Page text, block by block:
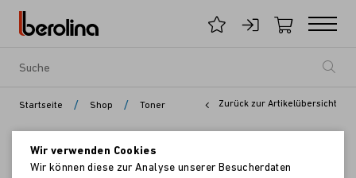
Startseite / Shop / Toner Zurück zur Artikelübersicht
Wir verwenden Cookies
Wir können diese zur Analyse unserer Besucherdaten